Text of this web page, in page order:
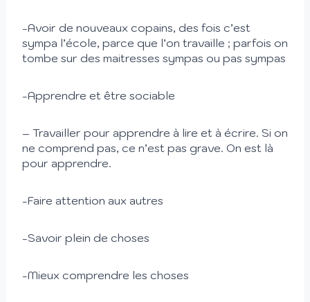
-Avoir de nouveaux copains, des fois c’est
sympa l’école, parce que l’on travaille ; parfois on
tombe sur des maitresses sympas ou pas sympas
-Apprendre et être sociable
– Travailler pour apprendre à lire et à écrire. Si on
ne comprend pas, ce n’est pas grave. On est là
pour apprendre.
-Faire attention aux autres
-Savoir plein de choses
-Mieux comprendre les choses